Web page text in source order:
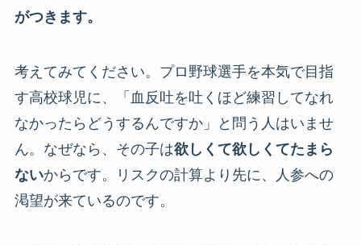
がつきます。
考えてみてください。プロ野球選手を本気で目指
す高校球児に、「血反吐を吐くほど練習してなれ
なかったらどうするんですか」と問う人はいませ
ん。なぜなら、その子は欲しくて欲しくてたまら
ないからです。リスクの計算より先に、人参への
渇望が来ているのです。